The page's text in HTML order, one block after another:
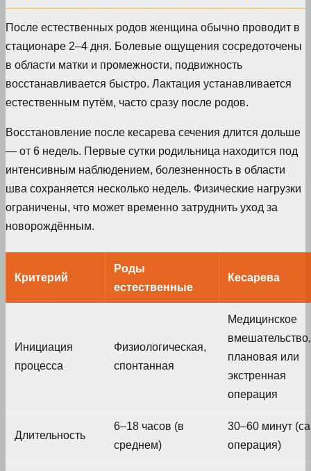
После естественных родов женщина обычно проводит в
стационаре 2–4 дня. Болевые ощущения сосредоточены
в области матки и промежности, подвижность
восстанавливается быстро. Лактация устанавливается
естественным путём, часто сразу после родов.
Восстановление после кесарева сечения длится дольше
— от 6 недель. Первые сутки родильница находится под
интенсивным наблюдением, болезненность в области
шва сохраняется несколько недель. Физические нагрузки
ограничены, что может временно затруднить уход за
новорождённым.
Критерий
Роды
естественные
Кесарева
Инициация
процесса
Физиологическая,
спонтанная
Медицинское
вмешательство,
плановая или
экстренная
операция
Длительность
6–18 часов (в
среднем)
30–60 минут
операция)